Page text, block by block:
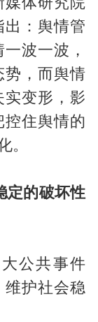
出：舆情管
波一波，
势，而舆情
实变形，影
住舆情的
。
定的破坏性
公共事件
维护社会稳